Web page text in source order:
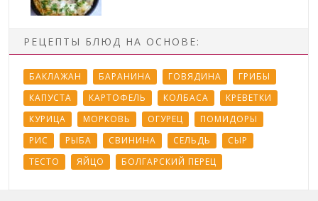
РЕЦЕПТЫ БЛЮД НА ОСНОВЕ:
БАКЛАЖАН БАРАНИНА ГОВЯДИНА
ГРИБЫ
КАПУСТА
КАРТОФЕЛЬ КОЛБАСА
КРЕВЕТКИ
КУРИЦА
МОРКОВЬ ОГУРЕЦ
ПОМИДОРЫ
РИС
РЫБА СВИНИНА СЕЛЬДЬ
СЫР
ТЕСТО
ЯЙЦО БОЛГАРСКИЙ ПЕРЕЦ